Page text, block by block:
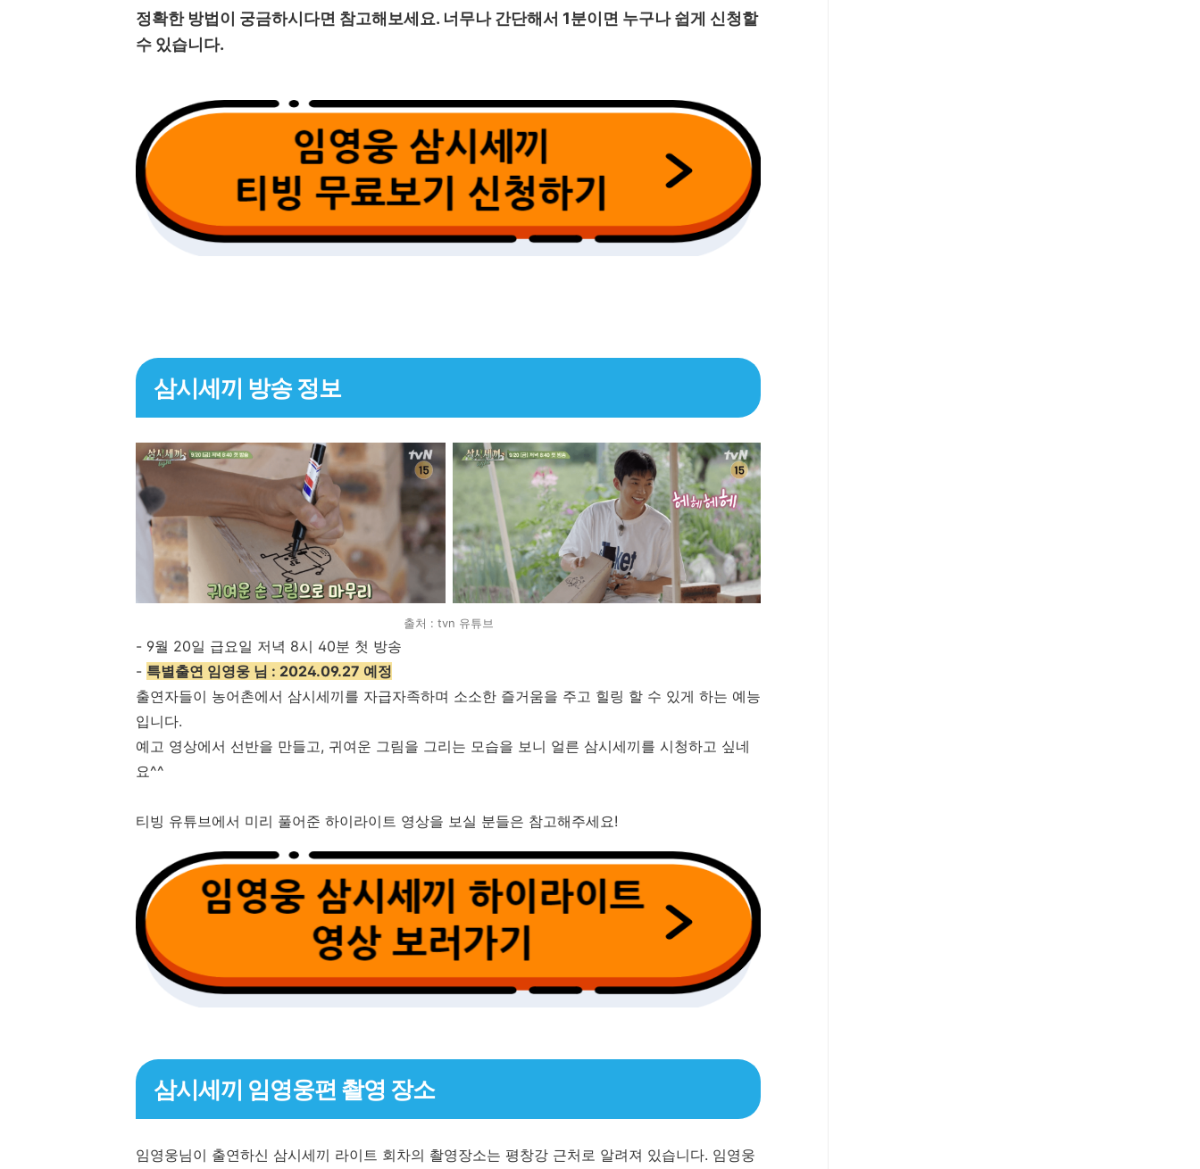
정확한 방법이 궁금하시다면 참고해보세요. 너무나 간단해서 1분이면 누구나 쉽게 신청할
수 있습니다.
삼시세끼 방송 정보
출처 : tvn 유튜브
- 9월 20일 급요일 저녁 8시 40분 첫 방송
- 특별출연 임영웅 님 : 2024.09.27 예정
출연자들이 농어촌에서 삼시세끼를 자급자족하며 소소한 즐거움을 주고 힐링 할 수 있게 하는 예능
입니다.
예고 영상에서 선반을 만들고, 귀여운 그림을 그리는 모습을 보니 얼른 삼시세끼를 시청하고 싶네
요^^
티빙 유튜브에서 미리 풀어준 하이라이트 영상을 보실 분들은 참고해주세요!
삼시세끼 임영웅편 촬영 장소
임영웅님이 출연하신 삼시세끼 라이트 회차의 촬영장소는 평창강 근처로 알려져 있습니다. 임영웅